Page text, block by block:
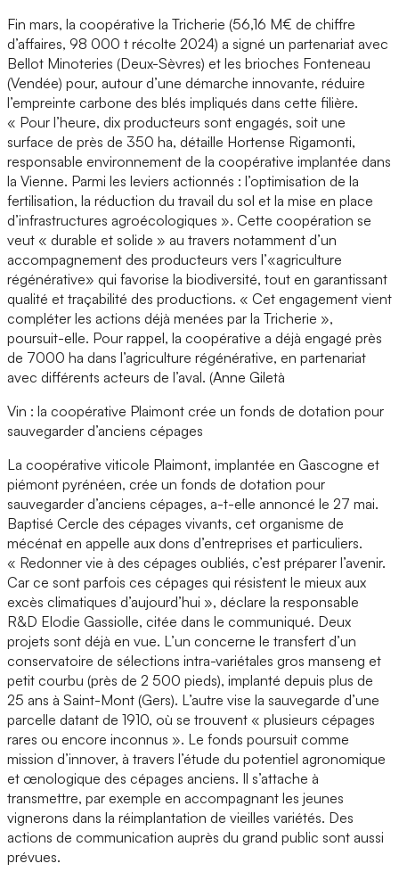
Fin mars, la coopérative la Tricherie (56,16 M€ de chiffre
d’affaires, 98 000 t récolte 2024) a signé un partenariat avec
Bellot Minoteries (Deux-Sèvres) et les brioches Fonteneau
(Vendée) pour, autour d’une démarche innovante, réduire
l’empreinte carbone des blés impliqués dans cette filière.
« Pour l’heure, dix producteurs sont engagés, soit une
surface de près de 350 ha, détaille Hortense Rigamonti,
responsable environnement de la coopérative implantée dans
la Vienne. Parmi les leviers actionnés : l’optimisation de la
fertilisation, la réduction du travail du sol et la mise en place
d’infrastructures agroécologiques ». Cette coopération se
veut « durable et solide » au travers notamment d’un
accompagnement des producteurs vers l’«agriculture
régénérative» qui favorise la biodiversité, tout en garantissant
qualité et traçabilité des productions. « Cet engagement vient
compléter les actions déjà menées par la Tricherie »,
poursuit-elle. Pour rappel, la coopérative a déjà engagé près
de 7000 ha dans l’agriculture régénérative, en partenariat
avec différents acteurs de l’aval. (Anne Giletà
Vin : la coopérative Plaimont crée un fonds de dotation pour
sauvegarder d’anciens cépages
La coopérative viticole Plaimont, implantée en Gascogne et
piémont pyrénéen, crée un fonds de dotation pour
sauvegarder d’anciens cépages, a-t-elle annoncé le 27 mai.
Baptisé Cercle des cépages vivants, cet organisme de
mécénat en appelle aux dons d’entreprises et particuliers.
« Redonner vie à des cépages oubliés, c’est préparer l’avenir.
Car ce sont parfois ces cépages qui résistent le mieux aux
excès climatiques d’aujourd’hui », déclare la responsable
R&D Elodie Gassiolle, citée dans le communiqué. Deux
projets sont déjà en vue. L’un concerne le transfert d’un
conservatoire de sélections intra-variétales gros manseng et
petit courbu (près de 2 500 pieds), implanté depuis plus de
25 ans à Saint-Mont (Gers). L’autre vise la sauvegarde d’une
parcelle datant de 1910, où se trouvent « plusieurs cépages
rares ou encore inconnus ». Le fonds poursuit comme
mission d’innover, à travers l’étude du potentiel agronomique
et œnologique des cépages anciens. Il s’attache à
transmettre, par exemple en accompagnant les jeunes
vignerons dans la réimplantation de vieilles variétés. Des
actions de communication auprès du grand public sont aussi
prévues.